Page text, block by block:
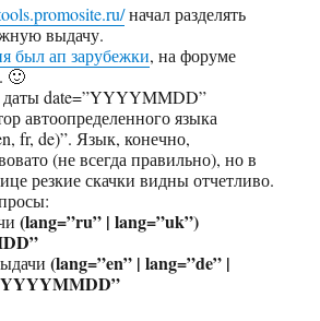
начал разделять
выдачу.
был ап зарубежки, на форуме
🙂
даты date=”YYYYMMDD”
автоопределенного языка
fr, de)”. Язык, конечно,
(не всегда правильно), но в
резкие скачки видны отчетливо.
(lang=”ru” | lang=”uk”)
(lang=”en” | lang=”de” |